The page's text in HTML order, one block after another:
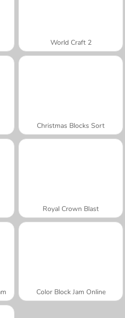
World Craft 2
Christmas Blocks Sort
Royal Crown Blast
Color Block Jam Online